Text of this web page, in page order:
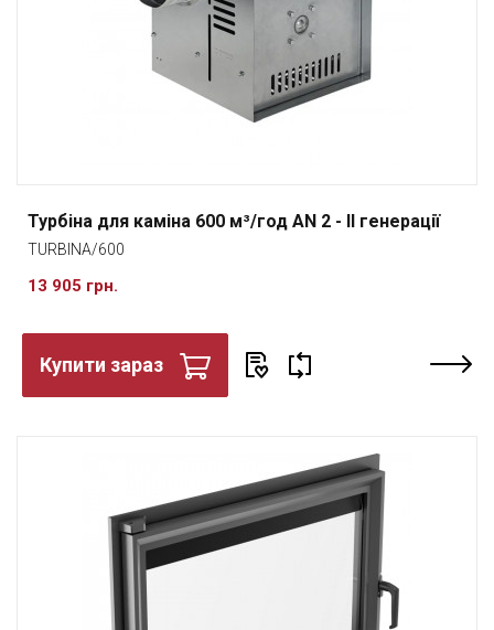
Турбіна для каміна 600 м³/год AN 2 - II генерації
TURBINA/600
13 905 грн.
Купити зараз